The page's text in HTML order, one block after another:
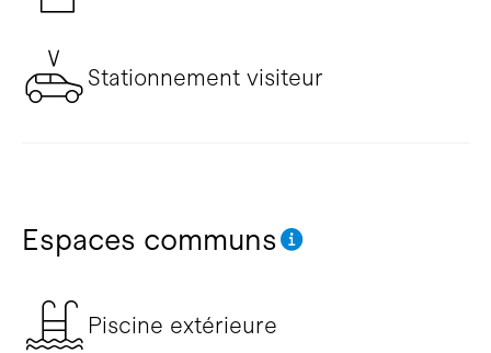
Stationnement visiteur
Espaces communs
Piscine extérieure